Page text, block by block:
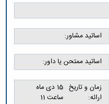
اساتید مشاور:
اساتید ممتحن یا داور:
زمان و تاریخ
ارائه:
15 دی ماه
ساعت 11